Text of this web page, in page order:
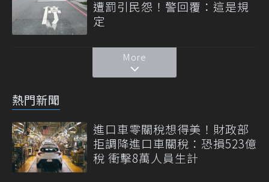
遭罰引民怨！警回覆：這是規
定
More
熱門新聞
進口車零關稅想得美！財政部
拒調降進口車關稅：恐損523億
稅 衝擊8萬人員生計